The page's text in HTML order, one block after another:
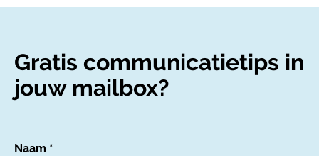
Gratis communicatietips in
jouw mailbox?
Naam *